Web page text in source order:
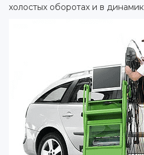
холостых оборотах и в